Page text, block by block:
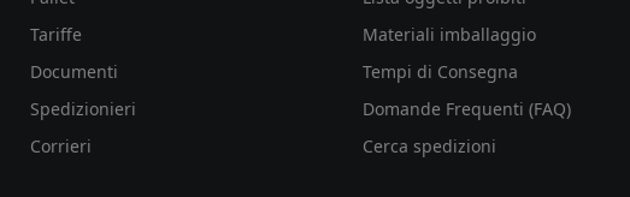
Tariffe
Documenti
Spedizionieri
Corrieri
Materiali imballaggio
Tempi di Consegna
Domande Frequenti (FAQ)
Cerca spedizioni